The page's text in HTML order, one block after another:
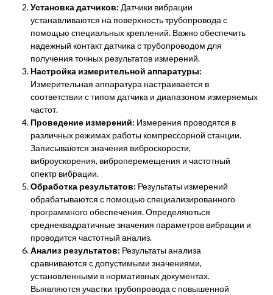
Установка датчиков: Датчики вибрации
устанавливаются на поверхность трубопровода с
помощью специальных креплений. Важно обеспечить
надежный контакт датчика с трубопроводом для
получения точных результатов измерений.
Настройка измерительной аппаратуры:
Измерительная аппаратура настраивается в
соответствии с типом датчика и диапазоном измеряемых
частот.
Проведение измерений: Измерения проводятся в
различных режимах работы компрессорной станции.
Записываются значения виброскорости,
виброускорения, виброперемещения и частотный
спектр вибрации.
Обработка результатов: Результаты измерений
обрабатываются с помощью специализированного
программного обеспечения. Определяються
среднеквадратичные значения параметров вибрации и
проводится частотный анализ.
Анализ результатов: Результаты анализа
сравниваются с допустимыми значениями,
установленными в нормативных документах.
Выявляются участки трубопровода с повышенной